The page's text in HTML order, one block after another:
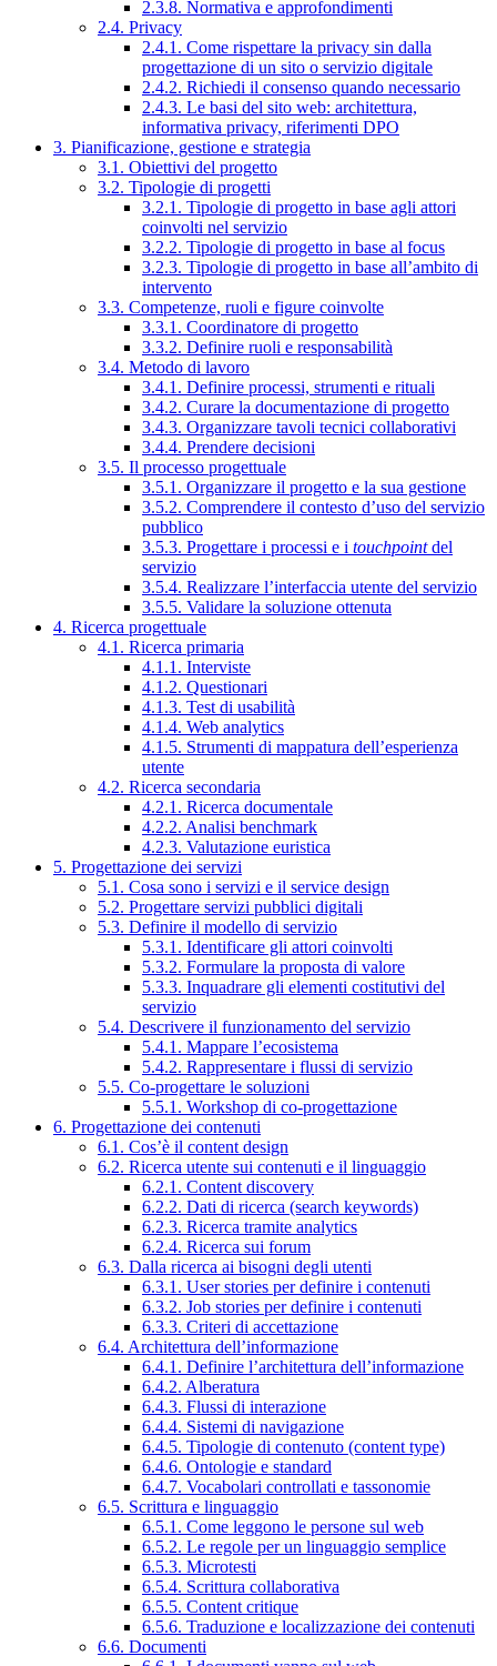
2.3.8. Normativa e approfondimenti
2.4. Privacy
2.4.1. Come rispettare la privacy sin dalla
progettazione di un sito o servizio digitale
2.4.2. Richiedi il consenso quando necessario
2.4.3. Le basi del sito web: architettura,
informativa privacy, riferimenti DPO
3. Pianificazione, gestione e strategia
3.1. Obiettivi del progetto
3.2. Tipologie di progetti
3.2.1. Tipologie di progetto in base agli attori
coinvolti nel servizio
3.2.2. Tipologie di progetto in base al focus
3.2.3. Tipologie di progetto in base all’ambito di
intervento
3.3. Competenze, ruoli e figure coinvolte
3.3.1. Coordinatore di progetto
3.3.2. Definire ruoli e responsabilità
3.4. Metodo di lavoro
3.4.1. Definire processi, strumenti e rituali
3.4.2. Curare la documentazione di progetto
3.4.3. Organizzare tavoli tecnici collaborativi
3.4.4. Prendere decisioni
3.5. Il processo progettuale
3.5.1. Organizzare il progetto e la sua gestione
3.5.2. Comprendere il contesto d’uso del servizio
pubblico
3.5.3. Progettare i processi e i touchpointdel
servizio
3.5.4. Realizzare l’interfaccia utente del servizio
3.5.5. Validare la soluzione ottenuta
4. Ricerca progettuale
4.1. Ricerca primaria
4.1.1. Interviste
4.1.2. Questionari
4.1.3. Test di usabilità
4.1.4. Web analytics
4.1.5. Strumenti di mappatura dell’esperienza
utente
4.2. Ricerca secondaria
4.2.1. Ricerca documentale
4.2.2. Analisi benchmark
4.2.3. Valutazione euristica
5. Progettazione dei servizi
5.1. Cosa sono i servizi e il service design
5.2. Progettare servizi pubblici digitali
5.3. Definire il modello di servizio
5.3.1. Identificare gli attori coinvolti
5.3.2. Formulare la proposta di valore
5.3.3. Inquadrare gli elementi costitutivi del
servizio
5.4. Descrivere il funzionamento del servizio
5.4.1. Mappare l’ecosistema
5.4.2. Rappresentare i flussi di servizio
5.5. Co-progettare le soluzioni
5.5.1. Workshop di co-progettazione
6. Progettazione dei contenuti
6.1. Cos’è il content design
6.2. Ricerca utente sui contenuti e il linguaggio
6.2.1. Content discovery
6.2.2. Dati di ricerca (search keywords)
6.2.3. Ricerca tramite analytics
6.2.4. Ricerca sui forum
6.3. Dalla ricerca ai bisogni degli utenti
6.3.1. User stories per definire i contenuti
6.3.2. Job stories per definire i contenuti
6.3.3. Criteri di accettazione
6.4. Architettura dell’informazione
6.4.1. Definire l’architettura dell’informazione
6.4.2. Alberatura
6.4.3. Flussi di interazione
6.4.4. Sistemi di navigazione
6.4.5. Tipologie di contenuto (content type)
6.4.6. Ontologie e standard
6.4.7. Vocabolari controllati e tassonomie
6.5. Scrittura e linguaggio
6.5.1. Come leggono le persone sul web
6.5.2. Le regole per un linguaggio semplice
6.5.3. Microtesti
6.5.4. Scrittura collaborativa
6.5.5. Content critique
6.5.6. Traduzione e localizzazione dei contenuti
6.6. Documenti